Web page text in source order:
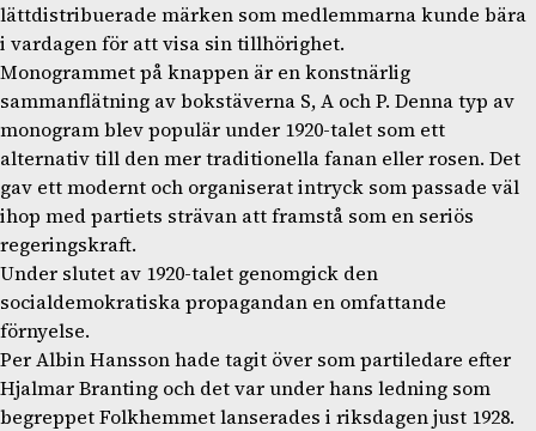
lättdistribuerade märken som medlemmarna kunde bära
i vardagen för att visa sin tillhörighet.
Monogrammet på knappen är en konstnärlig
sammanflätning av bokstäverna S, A och P. Denna typ av
monogram blev populär under 1920-talet som ett
alternativ till den mer traditionella fanan eller rosen. Det
gav ett modernt och organiserat intryck som passade väl
ihop med partiets strävan att framstå som en seriös
regeringskraft.
Under slutet av 1920-talet genomgick den
socialdemokratiska propagandan en omfattande
förnyelse.
Per Albin Hansson hade tagit över som partiledare efter
Hjalmar Branting och det var under hans ledning som
begreppet Folkhemmet lanserades i riksdagen just 1928.